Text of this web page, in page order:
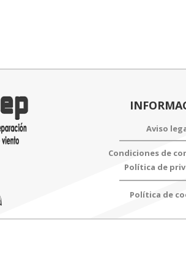
Aviso
Condiciones de
Política de
Política de